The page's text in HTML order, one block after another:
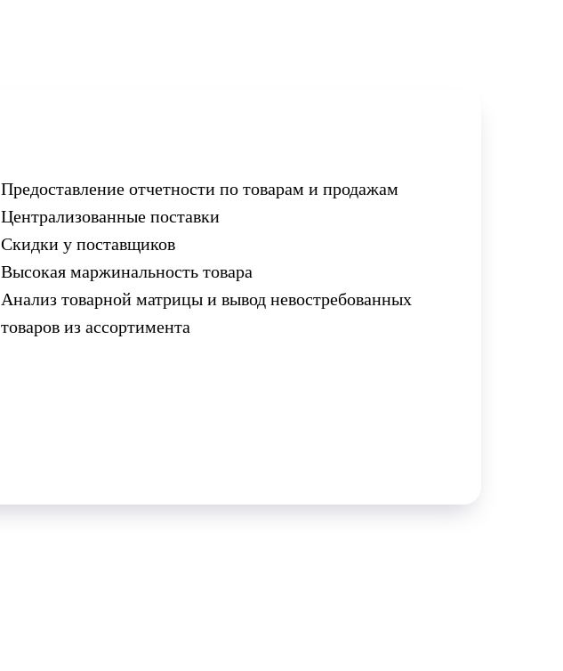
Предоставление отчетности по товарам и продажам
Централизованные поставки
Скидки у поставщиков
Высокая маржинальность товара
Анализ товарной матрицы и вывод невостребованных
товаров из ассортимента